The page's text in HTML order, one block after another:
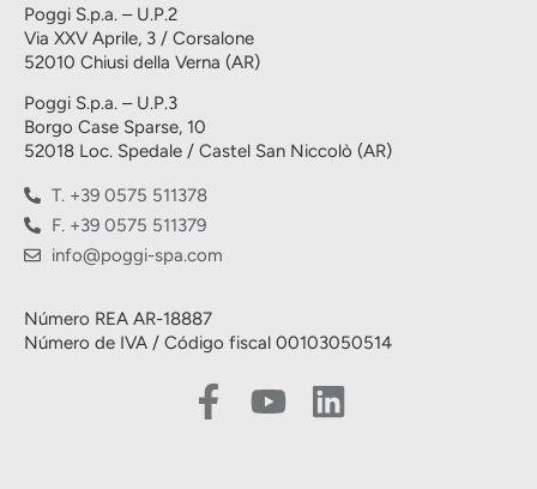
Poggi S.p.a. – U.P.2
Via XXV Aprile, 3 / Corsalone
52010 Chiusi della Verna (AR)
Poggi S.p.a. – U.P.3
Borgo Case Sparse, 10
52018 Loc. Spedale / Castel San Niccolò (AR)
T. +39 0575 511378
F. +39 0575 511379
info@poggi-spa.com
Número REA AR-18887
Número de IVA / Código fiscal 00103050514